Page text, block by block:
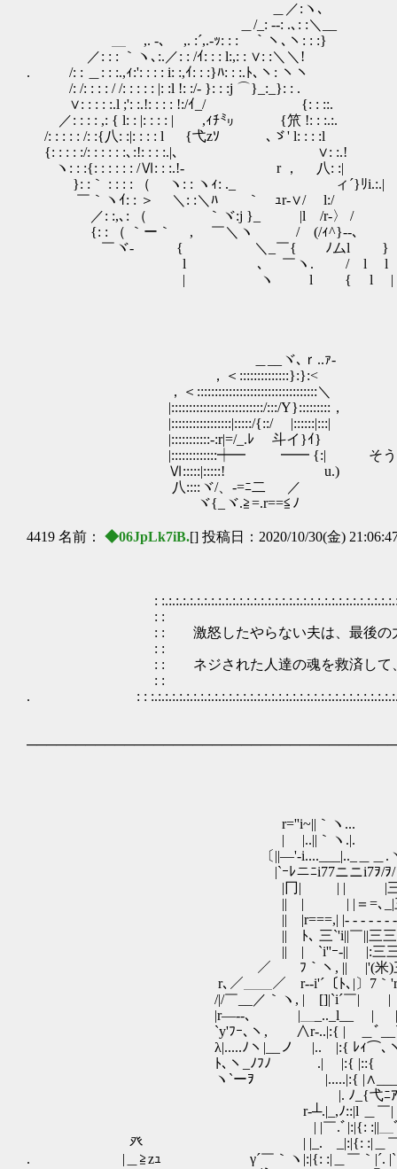
＿／:ヽ､
＿/_: --: .､: :＼__
＿ ,. -､ ,. :´,.-ｯ: : :￣｀ヽ､ヽ: : :}
／: : : ｀ヽ､:.／: : /ｲ: : : l:,: : ∨: :＼＼!
. /: : ＿: : :.,ｨ:': : : : i: :,ｲ: : :}ﾊ: : :.ﾄ､ヽ: ヽヽ
/: /: : : : / /: : : : : |: :l !: :/- }: : :j ⌒}_:_}: : .
∨: : : : :.l ;': :.!: : : : !:/ｲ_/ ￣ {: : ::.
／: : : : ,: { l: : |: : : : | ,ｨﾁ㍉ {笊 !: : :.:. まあネ
/: : : : : /: :{八: :|: : : : l {弋zｿ ､ゞ' l: : : :l
{: : : : :/: : : : : :､:!: : : :.|､ ∨: :.! ある意
ヽ: : :{: : : : : : /Ⅵ: : :.!- r ， 八: :|
}: :｀ : : : : （ ヽ: : ヽｨ: ._ ィ´}ﾘi.:.|
￣｀ヽｲ: : ＞ ＼: :＼ﾊ ｀ ｭr-∨/ l:/
／: :,､: （ ｀ヾ:j }_ |l /r-〉 /
{: : （ ｀ー｀ , ￣＼ヽ / (/ｨ^}--､
￣ヾ- { ＼_￣{ ﾉムl }
l ､ ￣ヽ. / l l
| ヽ l { l |
＿__ヾ､ｒ..ｧ-
，＜::::::::::::::}:}:<
，＜::::::::::::::::::::::::::::::::::＼
|::::::::::::::::::::::::::/:::/Y}:::::::::，
|:::::::::::::::::|:::::/{::/ |::::::|:::|
|:::::::::::‐:r|=/_.ﾚ 斗イ}ｲ}
|:::::::::::::┿━ ━━ {:| そういう問
Ⅵ:::::|:::::! u.)
八::::ヾ/、-=ﾆ二 ／
ヾ{_ヾ.≧=.r==≦ﾉ
4419 名前： ◆06JpLk7iB.[] 投稿日：2020/10/30(金)
:
: :
: : 激怒したやらない夫は、最後
: :
: : ネジされた人達の魂を救済して、大ア
: :
. : :
r=''i~||｀ヽ... l（⑪
| |..||｀ヽ.|. | （_人
〔||―'-i....___|.._＿＿.ヽ ノ ､＿＿
|`ｰﾚニﾆi77ニニi7ｦ/ｦ/フ´ニニ
|冂| | | |三三| | | .|
|| | | |＝=､_|三三|__,.=＝
|| |r===,| |- - - - - - - - - - - -'､三ﾆ
|| ﾄ､ 三`'i||￣||三三三||￣￣||￣`Y`､.
|| | `i''ｰ-|| |:三三三|| || :| .￣￣
／￣￣ﾌ｀ヽ, || |'(米)三/| || .目|
r､／＿＿／ r‐‐i'´〔ﾄ､|〕7｀'r'´￣￣￣|￣
/|/￣__／｀ヽ, | []|`i´￣| | |￣] .|
|r―--､ |＿_.._l__ | |＿.￣＿＿
`y'ﾌｰ､ヽ, ∧r-..|:{ | ＿ﾞ__`ｰ
λ|.....ﾉヽ|__ノ |.. |:{ ﾚｨ⌒
ﾄ､ヽ_ﾉﾌﾉ .| |:{ |::{ } }
ヽ`ーｦ |.....|:{ |∧___ノﾘ
￣ |. ﾉ_{弋ﾆｱ彡
r‐┴.|_,ﾉ::|l ＿￣| |::|ﾞ
| |￣.ﾞ|:|{: :||＿ﾞ(.ﾞ:ﾄﾉﾘ. |￣￣
癶 | |_. _|:|{: :|＿￣ :|¨′.ﾄ､＿
. |＿≧zｭ γ´￣｀ヽ|:|{: :|＿￣｀|´. |`ヽ